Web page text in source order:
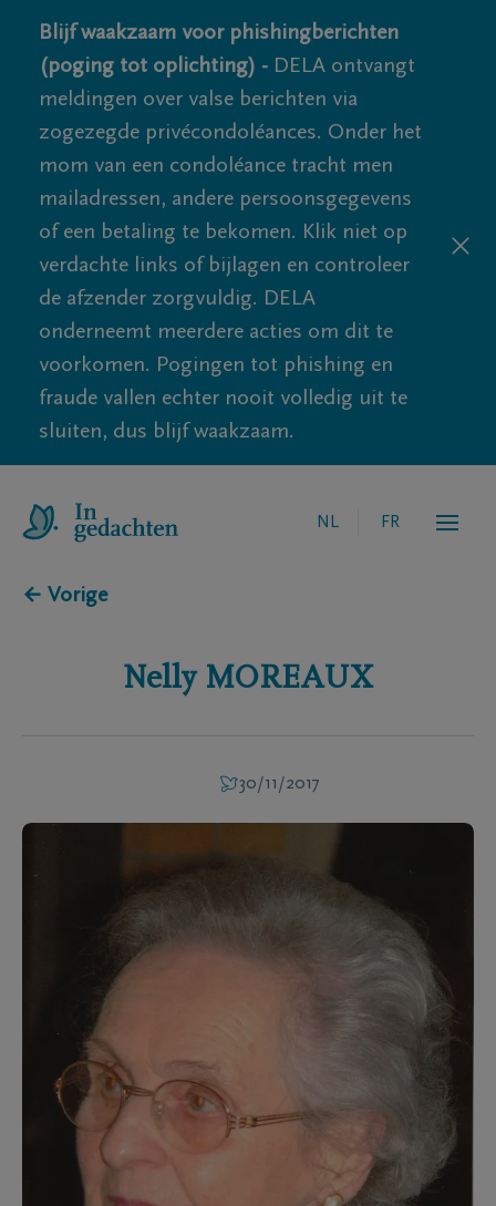
Blijf waakzaam voor phishingberichten
(poging tot oplichting) - DELA ontvangt
meldingen over valse berichten via
zogezegde privécondoléances. Onder het
mom van een condoléance tracht men
mailadressen, andere persoonsgegevens
of een betaling te bekomen. Klik niet op
verdachte links of bijlagen en controleer
de afzender zorgvuldig. DELA
onderneemt meerdere acties om dit te
voorkomen. Pogingen tot phishing en
fraude vallen echter nooit volledig uit te
sluiten, dus blijf waakzaam.
NL FR
← Vorige
Nelly MOREAUX
30/11/2017